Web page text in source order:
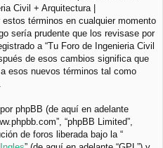
Civil + Arquitectura |
términos en cualquier momento
sería prudente que los revisase por
a “Tu Foro de Ingenieria Civil
de esos cambios significa que
esos nuevos términos tal como
phpBB (de aquí en adelante
“phpBB Limited”,
de foros liberada bajo la “